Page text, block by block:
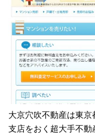
大京穴吹不動産は東
支店をおく超大手不動